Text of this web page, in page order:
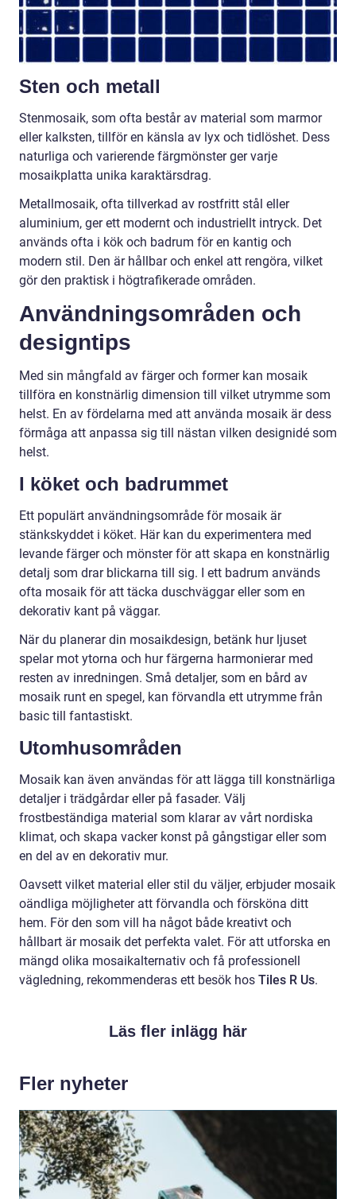
Sten och metall
Stenmosaik, som ofta består av material som marmor
eller kalksten, tillför en känsla av lyx och tidlöshet. Dess
naturliga och varierende färgmönster ger varje
mosaikplatta unika karaktärsdrag.
Metallmosaik, ofta tillverkad av rostfritt stål eller
aluminium, ger ett modernt och industriellt intryck. Det
används ofta i kök och badrum för en kantig och
modern stil. Den är hållbar och enkel att rengöra, vilket
gör den praktisk i högtrafikerade områden.
Användningsområden och
designtips
Med sin mångfald av färger och former kan mosaik
tillföra en konstnärlig dimension till vilket utrymme som
helst. En av fördelarna med att använda mosaik är dess
förmåga att anpassa sig till nästan vilken designidé som
helst.
I köket och badrummet
Ett populärt användningsområde för mosaik är
stänkskyddet i köket. Här kan du experimentera med
levande färger och mönster för att skapa en konstnärlig
detalj som drar blickarna till sig. I ett badrum används
ofta mosaik för att täcka duschväggar eller som en
dekorativ kant på väggar.
När du planerar din mosaikdesign, betänk hur ljuset
spelar mot ytorna och hur färgerna harmonierar med
resten av inredningen. Små detaljer, som en bård av
mosaik runt en spegel, kan förvandla ett utrymme från
basic till fantastiskt.
Utomhusområden
Mosaik kan även användas för att lägga till konstnärliga
detaljer i trädgårdar eller på fasader. Välj
frostbeständiga material som klarar av vårt nordiska
klimat, och skapa vacker konst på gångstigar eller som
en del av en dekorativ mur.
Oavsett vilket material eller stil du väljer, erbjuder mosaik
oändliga möjligheter att förvandla och försköna ditt
hem. För den som vill ha något både kreativt och
hållbart är mosaik det perfekta valet. För att utforska en
mängd olika mosaikalternativ och få professionell
vägledning, rekommenderas ett besök hos Tiles R Us.
Läs fler inlägg här
Fler nyheter